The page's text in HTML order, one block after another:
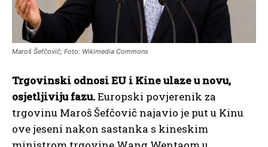
Maroš Šefčovič; Foto: Wikimedia Commons
Trgovinski odnosi EU i Kine ulaze u novu,
osjetljiviju fazu.Europski povjerenik za
trgovinu Maroš Šefčovič najavio je put u Kinu
ove jeseni nakon sastanka s kineskim